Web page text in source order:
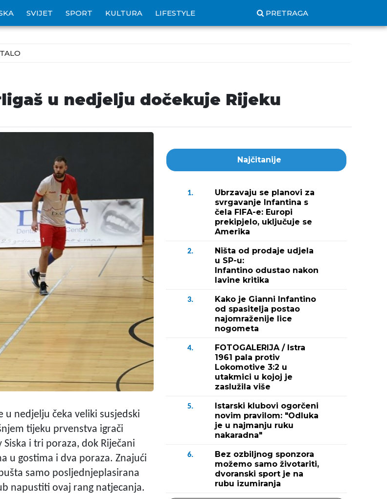
SVIJET SPORT KULTURA LIFESTYLE PRETRAGA
u nedjelju dočekuje Rijeku
u nedjelju čeka veliki susjedski
tijeku prvenstva igrači
i tri poraza, dok Riječani
u gostima i dva poraza. Znajući
samo posljednjeplasirana
napustiti ovaj rang natjecanja.
Najčitanije
1.
Ubrzavaju se planovi za
svrgavanje Infantina s
čela FIFA-e: Europi
prekipjelo, uključuje se
Amerika
2.
Ništa od prodaje udjela
u SP-u:
Infantino odustao nakon
lavine kritika
3.
Kako je Gianni Infantino
od spasitelja postao
najomraženije lice
nogometa
4.
FOTOGALERIJA / Istra
1961 pala protiv
Lokomotive 3:2 u
utakmici u kojoj je
zaslužila više
5.
Istarski klubovi ogorčeni
novim pravilom: "Odluka
je u najmanju ruku
nakaradna"
6.
Bez ozbiljnog sponzora
možemo samo životariti,
dvoranski sport je na
rubu izumiranja